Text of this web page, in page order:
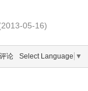
05-16)
论 Select Language ▼